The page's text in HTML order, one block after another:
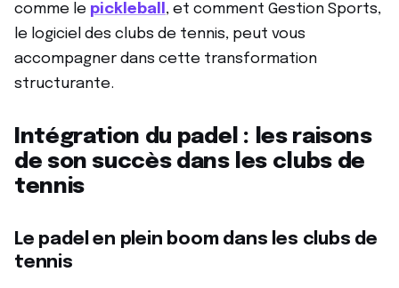
comme le pickleball , et comment Gestion Sports,
le logiciel des clubs de tennis, peut vous
accompagner dans cette transformation
structurante.
Intégration du padel : les raisons
de son succès dans les clubs de
tennis
Le padel en plein boom dans les clubs de
tennis